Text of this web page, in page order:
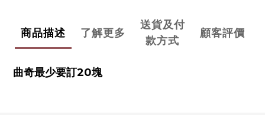
商品描述 了解更多
送貨及付
款方式
顧客評價
曲奇最少要訂20塊